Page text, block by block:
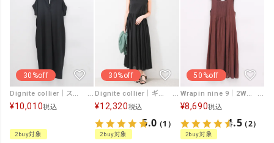
30%off
Dignite collier｜スキッパーロングワンピース [[80268732]][F]
¥10,010税込
2buy対象
30%off
Dignite collier｜ギャザーコットンワンピース [[80268351]][F]
¥12,320税込
5.0（1）
2buy対象
50%off
Wrapin nine 9｜2WAYピンタックパネルワンピース [[266VU0052]][F]
¥8,690税込
4.5（2）
2buy対象